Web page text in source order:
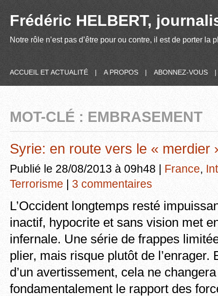
Frédéric HELBERT,
Notre rôle n’est pas d’être pour ou contre, il est de porter
ACCUEIL ET ACTUALITÉ | A PROPOS | ABONNEZ-VOUS |
MOT-CLÉ : EMBRASEMENT
Syrie: en route vers le « merdier
Publié le 28/08/2013 à 09h48 | France,
Terrorisme | 3 commentaires
L’Occident longtemps resté
inactif, hypocrite et sans vision met
infernale. Une série de frappes
plier, mais risque plutôt de l’enrager.
d’un avertissement, cela ne
fondamentalement le rapport des